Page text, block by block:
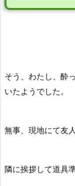
そう、わたし、酔
いたようでした。
無事、現地にて友人
隣に挨拶して道具